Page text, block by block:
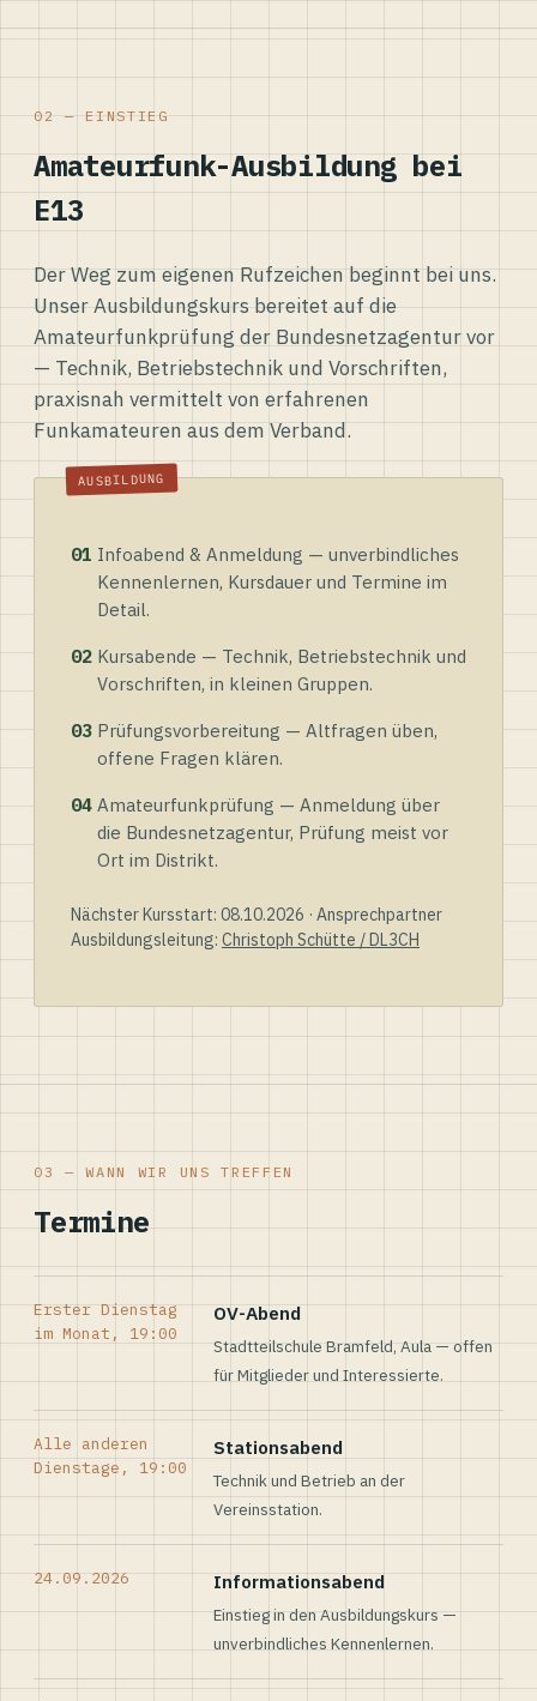
02 — EINSTIEG
Amateurfunk-Ausbildung bei
E13
Der Weg zum eigenen Rufzeichen beginnt bei uns.
Unser Ausbildungskurs bereitet auf die
Amateurfunkprüfung der Bundesnetzagentur vor
— Technik, Betriebstechnik und Vorschriften,
praxisnah vermittelt von erfahrenen
Funkamateuren aus dem Verband.
01 Infoabend & Anmeldung — unverbindliches
Kennenlernen, Kursdauer und Termine im
Detail.
02 Kursabende — Technik, Betriebstechnik und
Vorschriften, in kleinen Gruppen.
03 Prüfungsvorbereitung — Altfragen üben,
offene Fragen klären.
04 Amateurfunkprüfung — Anmeldung über
die Bundesnetzagentur, Prüfung meist vor
Ort im Distrikt.
Nächster Kursstart: 08.10.2026 · Ansprechpartner
Ausbildungsleitung: Christoph Schütte / DL3CH
03 — WANN WIR UNS TREFFEN
Termine
Erster Dienstag
im Monat, 19:00
OV-Abend
Stadtteilschule Bramfeld, Aula — offen
für Mitglieder und Interessierte.
Alle anderen
Dienstage, 19:00
Stationsabend
Technik und Betrieb an der
Vereinsstation.
24.09.2026 Informationsabend
Einstieg in den Ausbildungskurs —
unverbindliches Kennenlernen.